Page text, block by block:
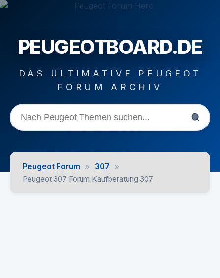
PEUGEOTBOARD.DE
DAS ULTIMATIVE PEUGEOT
FORUM ARCHIV
Peugeot Forum » 307 »
Peugeot 307 Forum Kaufberatung 307